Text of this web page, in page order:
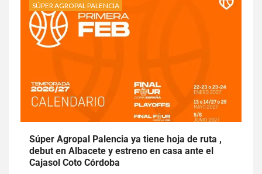
SÚPER AGROPAL PALENCIA
Súper Agropal Palencia ya tiene hoja de ruta ,
debut en Albacete y estreno en casa ante el
Cajasol Coto Córdoba